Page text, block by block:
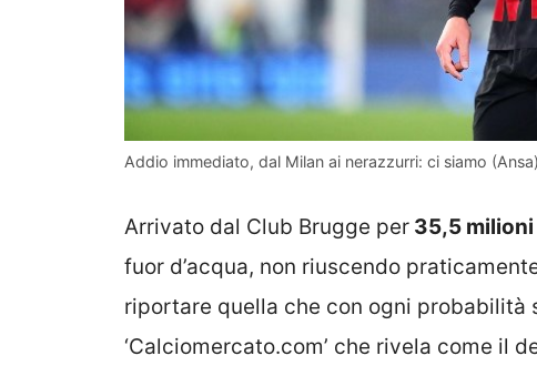
Addio immediato, dal Milan ai nerazzurri: ci siamo
Arrivato dal Club Brugge per 35,5 milioni
fuor d’acqua, non riuscendo
riportare quella che con ogni probabilità
‘Calciomercato.com’ che rivela come il